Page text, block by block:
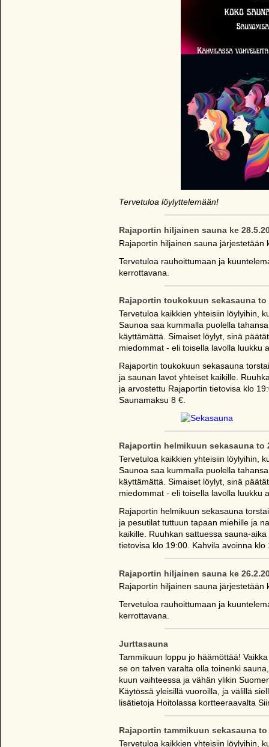
Tervetuloa löylyttelemään!
Rajaportin hiljainen sauna ke
Rajaportin hiljainen sauna
Tervetuloa rauhoittumaan ja
kerrottavana.
Rajaportin toukokuun sekasauna to
Tervetuloa kaikkien yhteisiin löylyihin,
Saunoa saa kummalla puolella
käyttämättä. Simaiset löylyt, sinä
miedommat - eli toisella lavolla luukku
Rajaportin toukokuun sekasauna
ja saunan lavot yhteiset kaikille.
ja arvostettu Rajaportin tietovisa klo
Saunamaksu 8 €.
Rajaportin helmikuun sekasauna to
Tervetuloa kaikkien yhteisiin löylyihin,
Saunoa saa kummalla puolella
käyttämättä. Simaiset löylyt, sinä
miedommat - eli toisella lavolla luukku
Rajaportin helmikuun sekasauna
ja pesutilat tuttuun tapaan miehille ja
kaikille. Ruuhkan sattuessa sauna-
tietovisa klo 19:00. Kahvila avoinna
Rajaportin hiljainen sauna ke
Rajaportin hiljainen sauna
Tervetuloa rauhoittumaan ja
kerrottavana.
Jurttasauna
Tammikuun loppu jo häämöttää!
se on talven varalta olla toinenki
kuun vaihteessa ja vähän ylikin
Käytössä yleisillä vuoroilla, ja välillä
lisätietoja Hoitolassa kortteeraavalta
Rajaportin tammikuun sekasauna to
Tervetuloa kaikkien yhteisiin löylyihin,